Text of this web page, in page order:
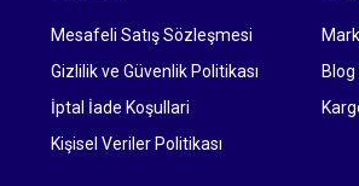
Mesafeli Satış Sözleşmesi
Gizlilik ve Güvenlik Politikası
İptal İade Koşullari
Kişisel Veriler Politikası
Blog